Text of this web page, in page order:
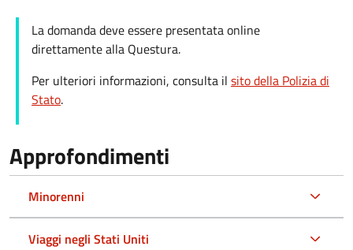
La domanda deve essere presentata online
direttamente alla Questura.
Per ulteriori informazioni, consulta il sito della Polizia di
Stato.
Approfondimenti
Minorenni
Viaggi negli Stati Uniti